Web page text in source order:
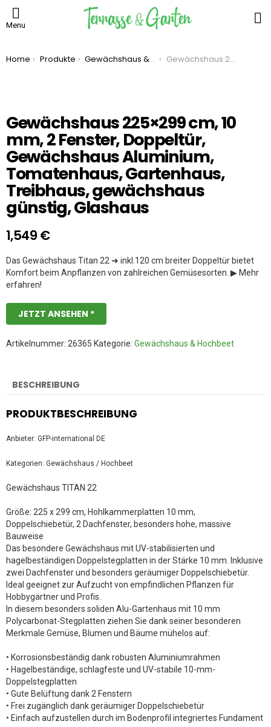
Menu
You are here:
Home Produkte Gewächshaus & Hochbeet Gewächshaus 225×299 cm, 10 mm, 2 Fenster, Doppeltür, Gewächshaus Aluminium, Tomatenhaus, Gartenhaus, Treibhaus, gewächshaus günstig, Glashaus
Gewächshaus 225×299 cm, 10
mm, 2 Fenster, Doppeltür,
Gewächshaus Aluminium,
Tomatenhaus, Gartenhaus,
Treibhaus, gewächshaus
günstig, Glashaus
1,549 €
Das Gewächshaus Titan 22 ➜ inkl.120 cm breiter Doppeltür bietet
Komfort beim Anpflanzen von zahlreichen Gemüsesorten. ▶ Mehr
erfahren!
JETZT ANSEHEN *
Artikelnummer: 26365 Kategorie: Gewächshaus & Hochbeet
BESCHREIBUNG
PRODUKTBESCHREIBUNG
Anbieter: GFP-international DE
Kategorien: Gewächshaus / Hochbeet
Gewächshaus TITAN 22
Größe: 225 x 299 cm, Hohlkammerplatten 10 mm,
Doppelschiebetür, 2 Dachfenster, besonders hohe, massive
Bauweise
Das besondere Gewächshaus mit UV-stabilisierten und
hagelbeständigen Doppelstegplatten in der Stärke 10 mm. Inklusive
zwei Dachfenster und besonders geräumiger Doppelschiebetür.
Ideal geeignet zur Aufzucht von empfindlichen Pflanzen für
Hobbygärtner und Profis.
In diesem besonders soliden Alu-Gartenhaus mit 10 mm
Polycarbonat-Stegplatten ziehen Sie dank seiner besonderen
Merkmale Gemüse, Blumen und Bäume mühelos auf:
• Korrosionsbeständig dank robusten Aluminiumrahmen
• Hagelbeständige, schlagfeste und UV-stabile 10-mm-
Doppelstegplatten
• Gute Belüftung dank 2 Fenstern
• Frei zugänglich dank geräumiger Doppelschiebetür
• Einfach aufzustellen durch im Bodenprofil integriertes Fundament